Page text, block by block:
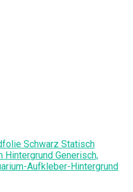
Schwarz Statisch
Hintergrund Generisch,
Aufkleber-Hintergrund